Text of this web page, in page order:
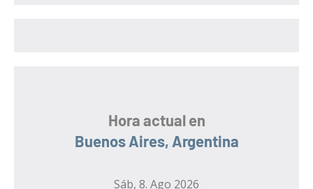
Hora actual en
Buenos Aires, Argentina